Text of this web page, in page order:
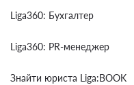
Liga360: Бухгалтер
Liga360: PR-менеджер
Знайти юриста Liga:BOOK